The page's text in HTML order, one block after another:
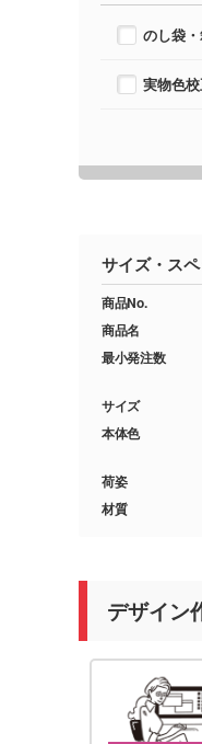
のし袋
実物色
サイズ・ス
商品No.
商品名
最小発注数
サイズ
本体色
荷姿
材質
デザイン